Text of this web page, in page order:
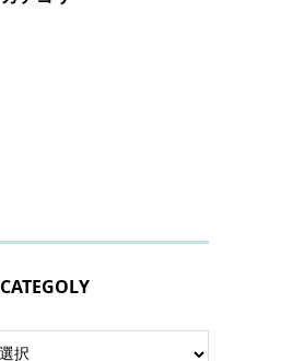
CATEGOLY